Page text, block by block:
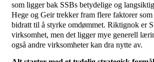
som ligger bak SSBs betydelige og
Hege og Geir trekker fram flere faktorer
bidratt til å styrke omdømmet. Riktignok er
virksomhet, men det ligger mye generell
også andre virksomheter kan dra nytte av.